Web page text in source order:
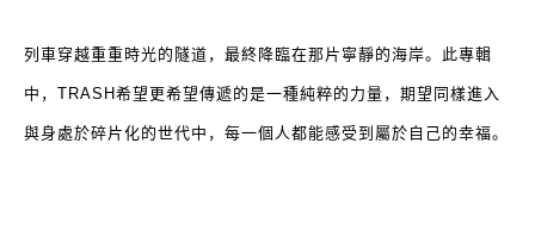
列車穿越重重時光的隧道，最終降臨在那片寧靜的海岸。此專輯
中， TRASH希望更希望傳遞的是一種純粹的力量，期望同樣進入
與身處於碎片化的世代中，每一個人都能感受到屬於自己的幸福。